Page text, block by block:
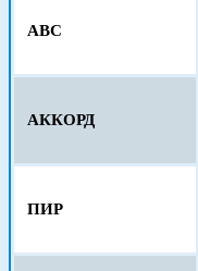
АВС
АККОРД
ПИР